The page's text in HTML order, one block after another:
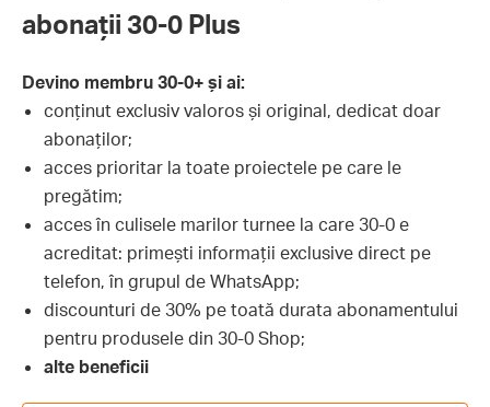
abonații 30-0 Plus
Devino membru 30-0+ și ai:
conținut exclusiv valoros și original, dedicat doar
abonaților;
acces prioritar la toate proiectele pe care le
pregătim;
acces în culisele marilor turnee la care 30-0 e
acreditat: primești informații exclusive direct pe
telefon, în grupul de WhatsApp;
discounturi de 30% pe toată durata abonamentului
pentru produsele din 30-0 Shop;
alte beneficii